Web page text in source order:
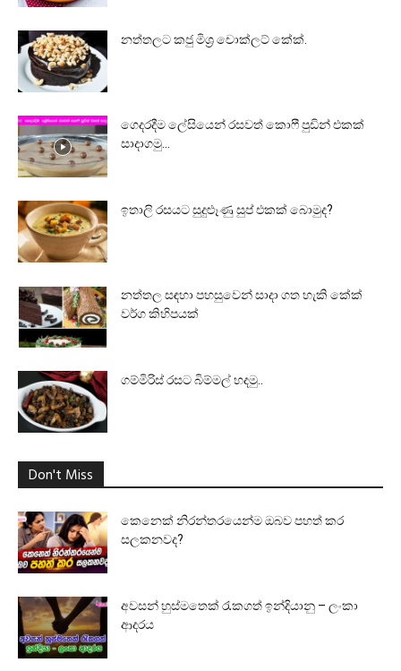
නත්තලට කජු මිශ්‍ර චොක්ලට් කේක්.
ගෙදරදීම ලේසියෙන් රසවත් කොෆී පුඩින් එකක්
සාදාගමු…
ඉතාලි රසයට සුදුළූණු සුප් එකක් බොමුද?
නත්තල සඳහා පහසුවෙන් සාදා ගත හැකි කේක්
වර්ග කිහිපයක්
ගම්මිරිස් රසට බිම්මල් හදමු..
Don't Miss
කෙනෙක් නිරන්තරයෙන්ම ඔබව පහත් කර
සලකනවද?
අවසන් හුස්මතෙක් රැකගත් ඉන්දියානු – ලංකා
ආදරය